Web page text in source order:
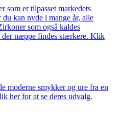
som er tilpasset markedets
kan nyde i mange år, alle
som også kaldes
der næppe findes stærkere. Klik
moderne smykker og ure fra en
her for at se deres udvalg.